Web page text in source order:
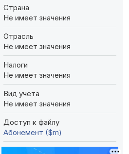
Страна
Не имеет значения
Отрасль
Не имеет значения
Налоги
Не имеет значения
Вид учета
Не имеет значения
Доступ к файлу
Абонемент ($m)